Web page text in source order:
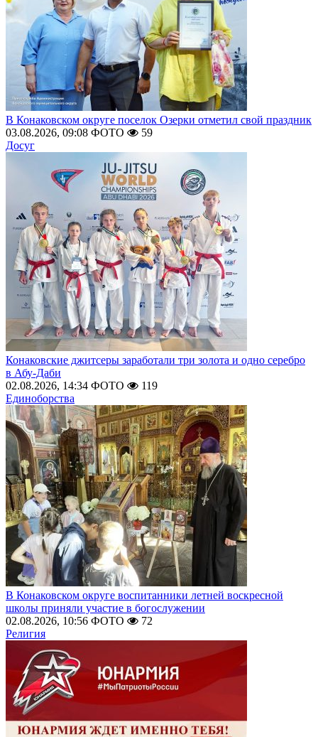
В Конаковском округе поселок Озерки отметил свой праздник
03.08.2026, 09:08 ФОТО
59
Досуг
Конаковские джитсеры заработали три золота и одно серебро
в Абу-Даби
02.08.2026, 14:34 ФОТО
119
Единоборства
В Конаковском округе воспитанники летней воскресной
школы приняли участие в богослужении
02.08.2026, 10:56 ФОТО
72
Религия